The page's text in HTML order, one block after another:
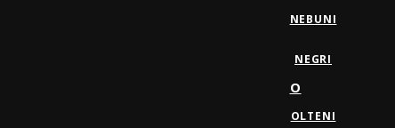
NEBUNI
NEGRI
O
OLTENI